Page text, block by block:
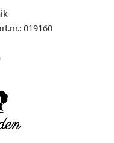
soffgrupper
: 019160